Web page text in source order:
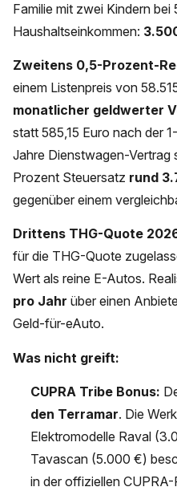
Familie mit zwei Kindern bei
Haushaltseinkommen:
Zweitens 0,5-Prozent-
einem Listenpreis von
monatlicher geldwerter
statt 585,15 Euro nach der
Jahre Dienstwagen-Vertrag
Prozent Steuersatz rund
gegenüber einem
Drittens THG-Quote
für die THG-Quote
Wert als reine E-Autos.
pro Jahr über einen
Geld-für-eAuto.
Was nicht greift:
CUPRA Tribe Bonus:
den Terramar. Die
Elektromodelle Raval
Tavascan (5.000 €)
in der offiziellen CUPRA-